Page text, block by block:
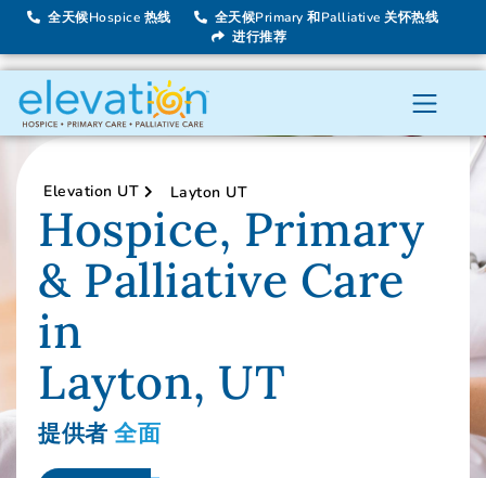
全天候Hospice 热线
全天候Primary 和Palliative 关怀热线
进行推荐
Elevation UT Layton UT
Hospice, Primary
& Palliative Care
in
Layton, UT
提供者 全面